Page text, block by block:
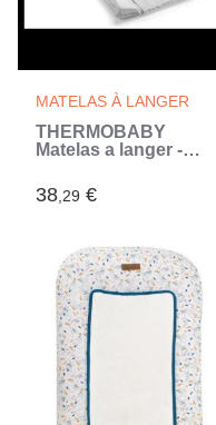
MATELAS À LANGER
THERMOBABY
Matelas a langer -
38,29 €